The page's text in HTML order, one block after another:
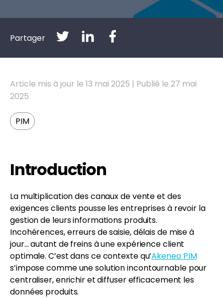
Partager
Article mis à jour le 13 mai 2025 | Publié le 27 mai
2025
PIM
Introduction
La multiplication des canaux de vente et des
exigences clients pousse les entreprises à revoir la
gestion de leurs informations produits.
Incohérences, erreurs de saisie, délais de mise à
jour… autant de freins à une expérience client
optimale. C’est dans ce contexte qu’Akeneo PIM
s’impose comme une solution incontournable pour
centraliser, enrichir et diffuser efficacement les
données produits.